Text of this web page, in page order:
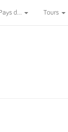
d... Tours